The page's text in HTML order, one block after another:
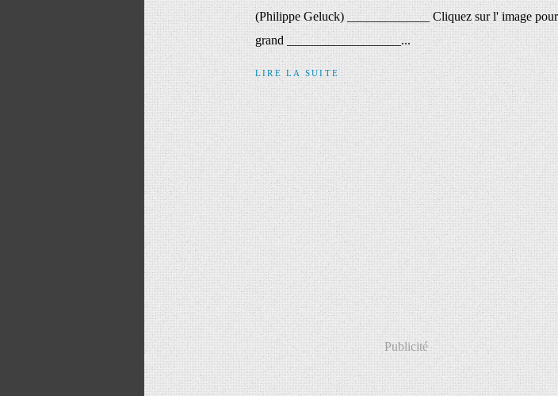
(Philippe Geluck) _____________ Cliquez sur l' image
grand __________________...
LIRE LA SUITE
Publicité